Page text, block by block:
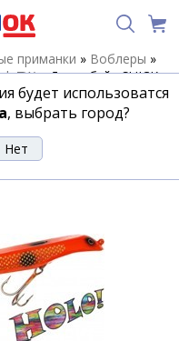
приманки » Воблеры »
7W»Джеркбэйт SUICK
будет использоватся
, выбрать город?